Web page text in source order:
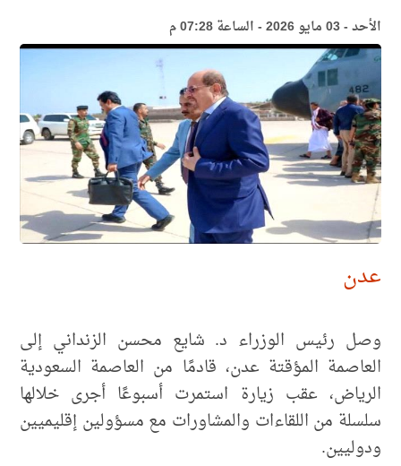
الأحد - 03 مايو 2026 - الساعة 07:28 م
عدن
وصل رئيس الوزراء د. شايع محسن الزنداني إلى
العاصمة المؤقتة عدن، قادمًا من العاصمة السعودية
الرياض، عقب زيارة استمرت أسبوعًا أجرى خلالها
سلسلة من اللقاءات والمشاورات مع مسؤولين إقليميين
ودوليين.